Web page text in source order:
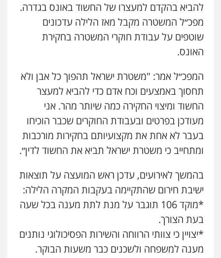
להביא בהקדם למעצרו של החשוד באונס בגדרה.
מפכ״ל המשטרה מקבל מאז הלילה עדכונים
שוטפים על עבודת חוקרי המשטרה בחקירת
האונס.
המפכ״ל אמר: "משטרת ישראל תהפוך כל אבן ולא
תחסוך באמצעים וכח אדם כדי להביא למעצר
החשוד ומיצוי החקירה כמה שיותר מהר. אני
מעודכן בפרטים ובעבודת החוקרים שכבר הוכיחו
בעבר לא אחת את מקצועיותם בחקירות מורכבות
ומתחייב כי משטרת ישראל תביא את החשוד לדין״.
בהמשך לאירועים, עדכן ראש המועצה על תוצאות
ישיבת חירום שהתקיימה בעקבות המקרה הלילה:
*מוקד 106 תוגבר על מנת לתת מענה בכל שעה
בעת הצורך.
*יצויין כי צוותי הרווחה והשירות הפסיכולוגי נותנים
מענה למשפחה ולשכנים כבר משעות הבוקר.
עו"ד דותן דניאלי
פלילי פשיעה חמורה צווארון לבן פשיעה
כלכלית
0542442982
עו"ד שנהב אילון
תעבורה
0549475678
עו"ד אורנת קמרון
0505417090